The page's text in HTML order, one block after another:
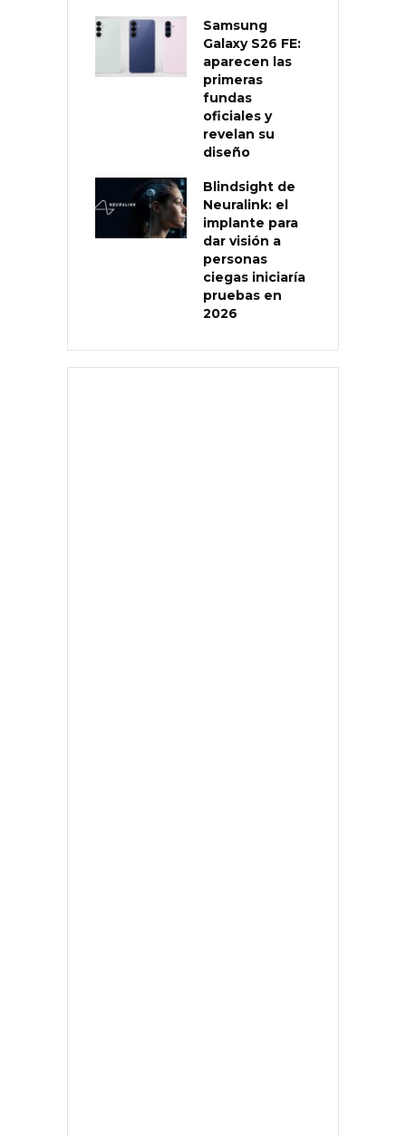
Samsung
Galaxy S26 FE:
aparecen las
primeras
fundas
oficiales y
revelan su
diseño
Blindsight de
Neuralink: el
implante para
dar visión a
personas
ciegas iniciaría
pruebas en
2026